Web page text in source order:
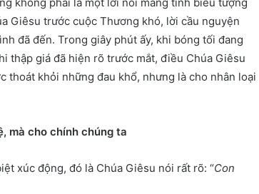
Giêsu trước cuộc Thương khó, lời cầu nguyện
đã đến. Trong giây phút ấy, khi bóng tối đang
thập giá đã hiện rõ trước mắt, điều Chúa Giêsu
thoát khỏi những đau khổ, nhưng là cho nhân loại
mà cho chính chúng ta
xúc động, đó là Chúa Giêsu nói rất rõ: “Con